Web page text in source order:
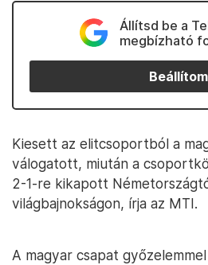
Állítsd be a
megbízható
Beállítom
Kiesett az elitcsoportból a
válogatott, miután a
2-1-re kikapott
világbajnokságon, írja az MTI.
A magyar csapat